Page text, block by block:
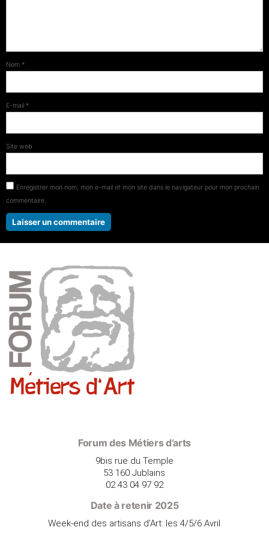
Nom *
E-mail *
Site web
Enregistrer mon nom, mon e-mail et mon site dans le navigateur pour mon prochain
commentaire.
Forum des Métiers d’arts
9bis rue du Temple
53 160 Jublains
02 43 04 97 92
Date à retenir 2025
Week-end des artisans d’Art: les 4/5/6 Avril